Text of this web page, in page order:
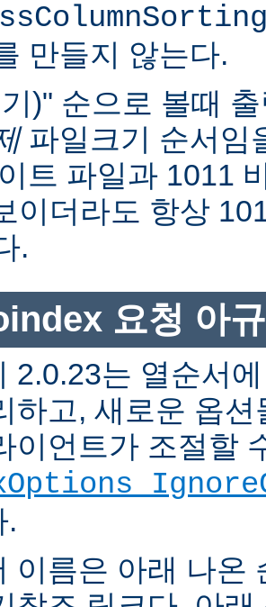
만들지 않는다.
)" 순으로 볼때
파일크기 순서임
트 파일과 1011
이더라도 항상
.
요청 아
2.0.23는 열순서
하고, 새로운 옵
이언트가 조절할
.
이름은 아래 나온